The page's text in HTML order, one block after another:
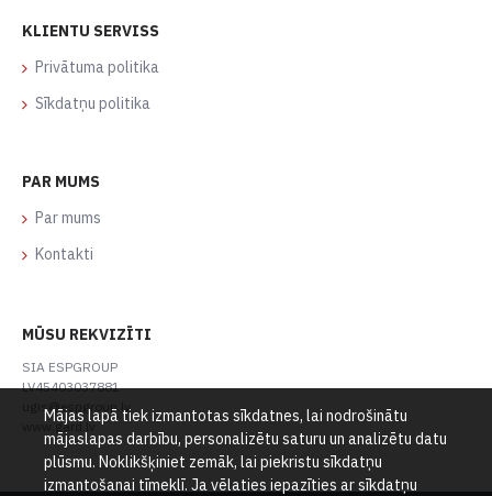
KLIENTU SERVISS
Privātuma politika
Sīkdatņu politika
PAR MUMS
Par mums
Kontakti
MŪSU REKVIZĪTI
SIA ESPGROUP
LV45403037881
ugis@espgroup.lv
www.gard.lv
Mājas lapā tiek izmantotas sīkdatnes, lai nodrošinātu
mājaslapas darbību, personalizētu saturu un analizētu datu
plūsmu. Noklikšķiniet zemāk, lai piekristu sīkdatņu
izmantošanai tīmeklī. Ja vēlaties iepazīties ar sīkdatņu